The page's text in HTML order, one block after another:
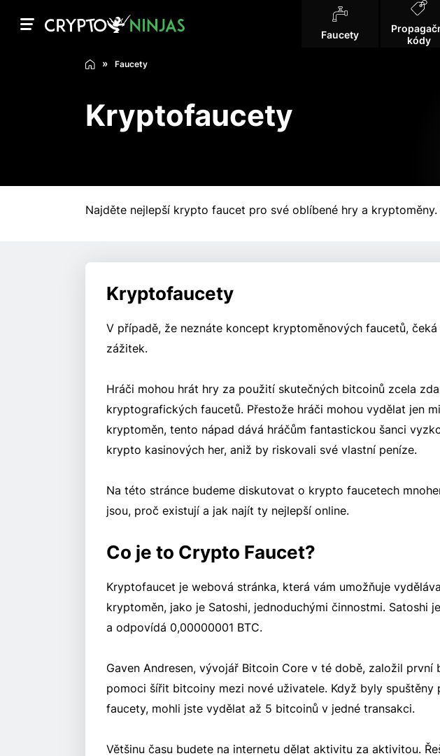
Faucety
kódy
Faucety
Kryptofaucety
Najděte nejlepší krypto faucet pro své oblíbené hry a
Kryptofaucety
V případě, že neznáte koncept kryptoměnových faucetů,
zážitek.
Hráči mohou hrát hry za použití skutečných bitcoinů zcela
kryptografických faucetů. Přestože hráči mohou vydělat jen
kryptoměn, tento nápad dává hráčům fantastickou šanci
krypto kasinových her, aniž by riskovali své vlastní peníze.
Na této stránce budeme diskutovat o krypto faucetech
jsou, proč existují a jak najít ty nejlepší online.
Co je to Crypto Faucet?
Kryptofaucet je webová stránka, která vám umožňuje
kryptoměn, jako je Satoshi, jednoduchými činnostmi. Satoshi
a odpovídá 0,00000001 BTC.
Gaven Andresen, vývojář Bitcoin Core v té době, založil
pomoci šířit bitcoiny mezi nové uživatele. Když byly
faucety, mohli jste vydělat až 5 bitcoinů v jedné transakci.
Většinu času budete na internetu dělat aktivitu za aktivitou.